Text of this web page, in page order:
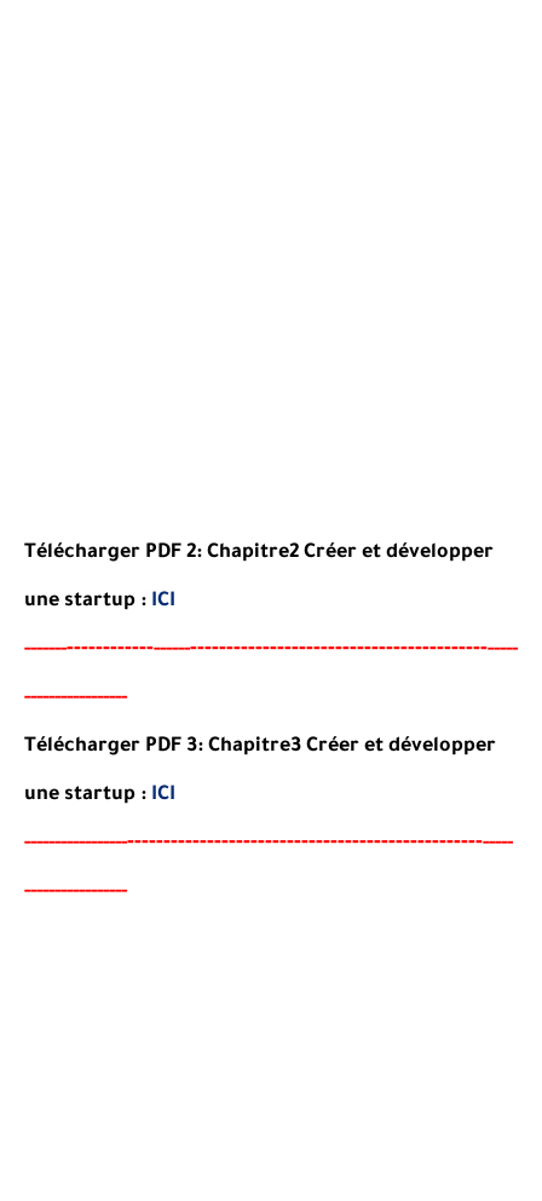
Télécharger PDF 2: Chapitre2 Créer et développer
une startup : ICI
-----------------------------------------------------------------------
-----------------
Télécharger PDF 3: Chapitre3 Créer et développer
une startup : ICI
-----------------------------------------------------------------------
-----------------